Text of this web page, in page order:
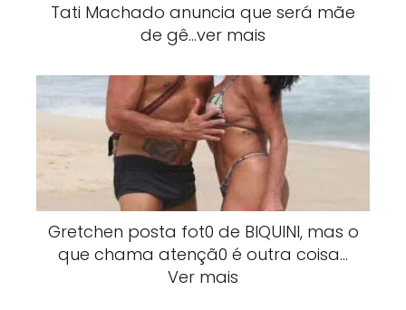
Tati Machado anuncia que será mãe
de gê…ver mais
Gretchen posta fot0 de BlQUlNI, mas o
que chama atençã0 é outra coisa…
Ver mais